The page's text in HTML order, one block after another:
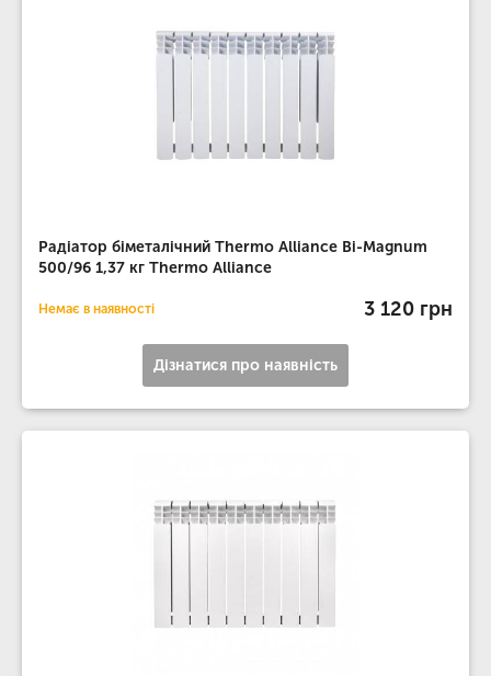
Радіатор біметалічний Thermo Alliance Bi-Magnum
500/96 1,37 кг Thermo Alliance
Немає в наявності 3 120 грн
Дізнатися про наявність